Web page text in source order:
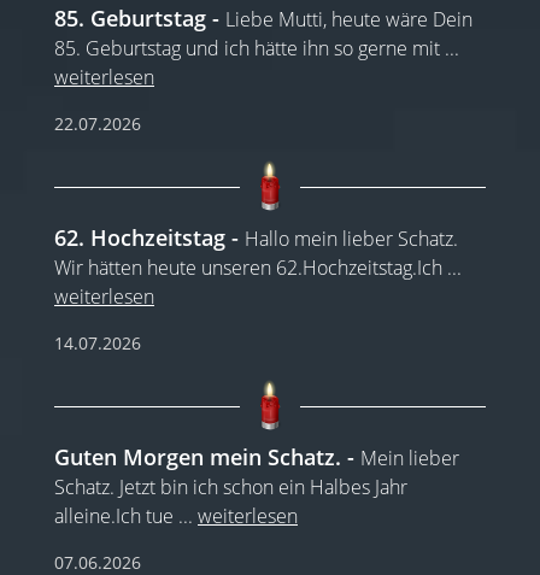
85. Geburtstag
Liebe Mutti, heute wäre Dein
85. Geburtstag und ich hätte ihn so gerne mit ...
weiterlesen
22.07.2026
62. Hochzeitstag
Hallo mein lieber Schatz.
Wir hätten heute unseren 62.Hochzeitstag.Ich ...
weiterlesen
14.07.2026
Guten Morgen mein Schatz.
Mein lieber
Schatz. Jetzt bin ich schon ein Halbes Jahr
alleine.Ich tue ... weiterlesen
07.06.2026